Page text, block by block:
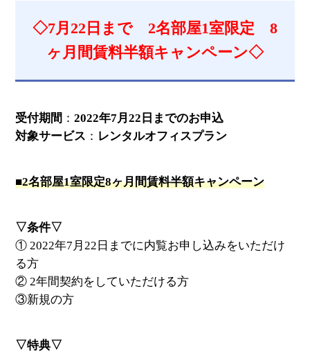
◇7月22日まで 2名部屋1室限定 8
ヶ月間賃料半額キャンペーン◇
受付期間 ：2022年7月22日までのお申込
対象サービス ： レンタルオフィスプラン
■2名部屋1室限定8ヶ月間賃料半額キャンペーン
▽条件▽
① 2022年7月22日までに内覧お申し込みをいただけ
る方
② 2年間契約をしていただける方
③新規の方
▽特典▽